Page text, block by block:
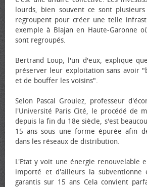
lourds, bien souvent ce sont
regroupent pour créer une telle
exemple à Blajan en Haute-Garonne
sont regroupés.
Bertrand Loup, l'un d'eux, explique
préserver leur exploitation sans avoir
et de bouffer les voisins".
Selon Pascal Grouiez, professeur
l'Université Paris Cité, le procédé de
depuis la fin du 18e siècle, s'est
15 ans sous une forme épurée afin
dans les réseaux de distribution.
L'Etat y voit une énergie renouvelable
importé et d'ailleurs la subventionne
garantis sur 15 ans Cela convient